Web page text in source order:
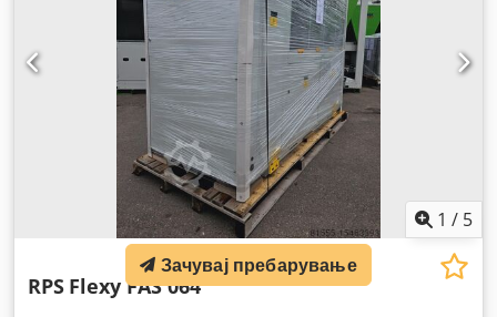
1 / 5
RPS Flexy FAS 064
Зачувај пребарување